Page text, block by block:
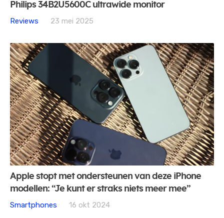
Philips 34B2U5600C ultrawide monitor
Reviews
23 mei 2025
Apple stopt met ondersteunen van deze iPhone
modellen: “Je kunt er straks niets meer mee”
Smartphones
16 okt 2024